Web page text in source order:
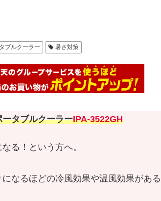
ブルクーラー 暑さ対策
タブルクーラーIPA-3522GH
る！という方へ。
なるほどの冷風効果や温風効果があ